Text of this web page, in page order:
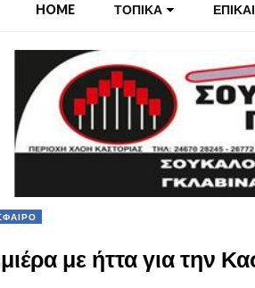
HOME ΤΟΠΙΚΑ
με ήττα για την